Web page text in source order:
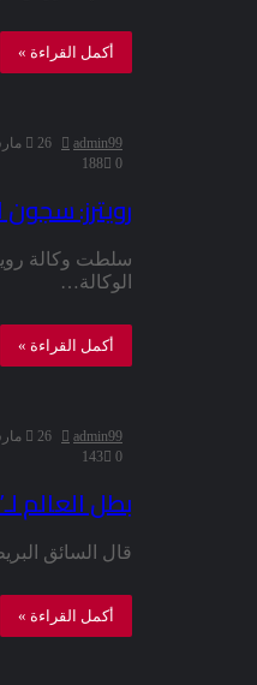
أكمل القراءة »
admin99
26 مارس، 2021
0
188
رويترز:
سلطت وكالة
الوكالة…
أكمل القراءة »
admin99
26 مارس، 2021
0
143
بطل العالم لـ”فورمولا 1″: لا يجب تجاهل
قال السائق البريطاني الشهير
أكمل القراءة »